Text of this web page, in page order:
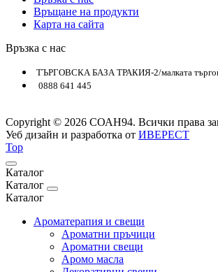
Връщане на продукти
Карта на сайта
Връзка с нас
ТЪРГОВСКА БАЗА ТРАКИЯ-2/малката
0888 641 445
Copyright © 2026 СОАН94. Всички права
Уеб дизайн и разработка от ИВЕРЕСТ
Top
Каталог
Каталог
Каталог
Ароматерапия и свещи
Ароматни пръчици
Ароматни свещи
Аромо масла